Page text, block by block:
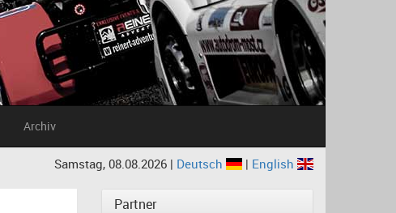
Archiv
Samstag, 08.08.2026 | Deutsch | English
Partner